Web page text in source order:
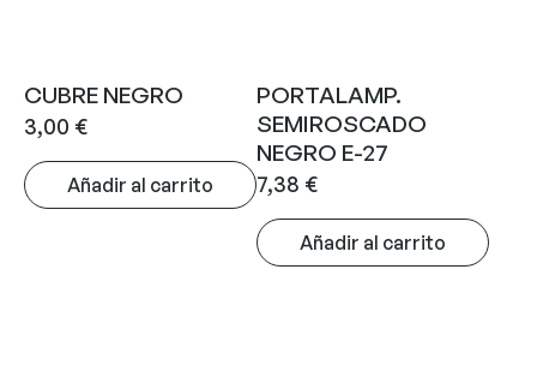
CUBRE NEGRO
3,00 €
Añadir al carrito
PORTALAMP.
SEMIROSCADO
NEGRO E-27
7,38 €
Añadir al carrito